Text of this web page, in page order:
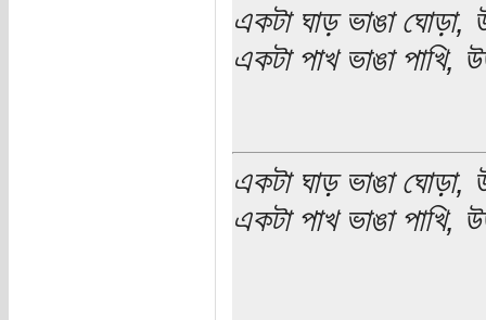
একটা ঘাড় ভাঙা ঘোড়া,
একটা পাখ ভাঙা পাখি,
একটা ঘাড় ভাঙা ঘোড়া,
একটা পাখ ভাঙা পাখি,